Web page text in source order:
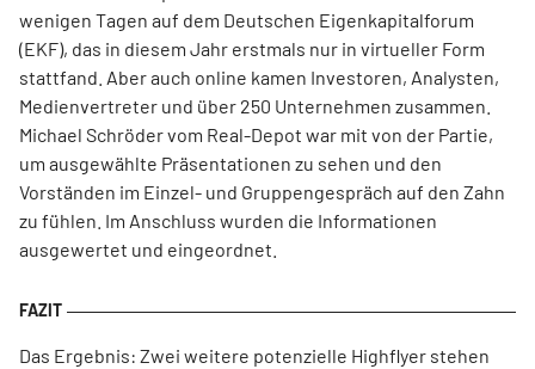
wenigen Tagen auf dem Deutschen Eigenkapitalforum
(EKF), das in diesem Jahr erstmals nur in virtueller Form
stattfand. Aber auch online kamen Investoren, Analysten,
Medienvertreter und über 250 Unternehmen zusammen.
Michael Schröder vom Real-Depot war mit von der Partie,
um ausgewählte Präsentationen zu sehen und den
Vorständen im Einzel- und Gruppengespräch auf den Zahn
zu fühlen. Im Anschluss wurden die Informationen
ausgewertet und eingeordnet.
Das Ergebnis: Zwei weitere potenzielle Highflyer stehen